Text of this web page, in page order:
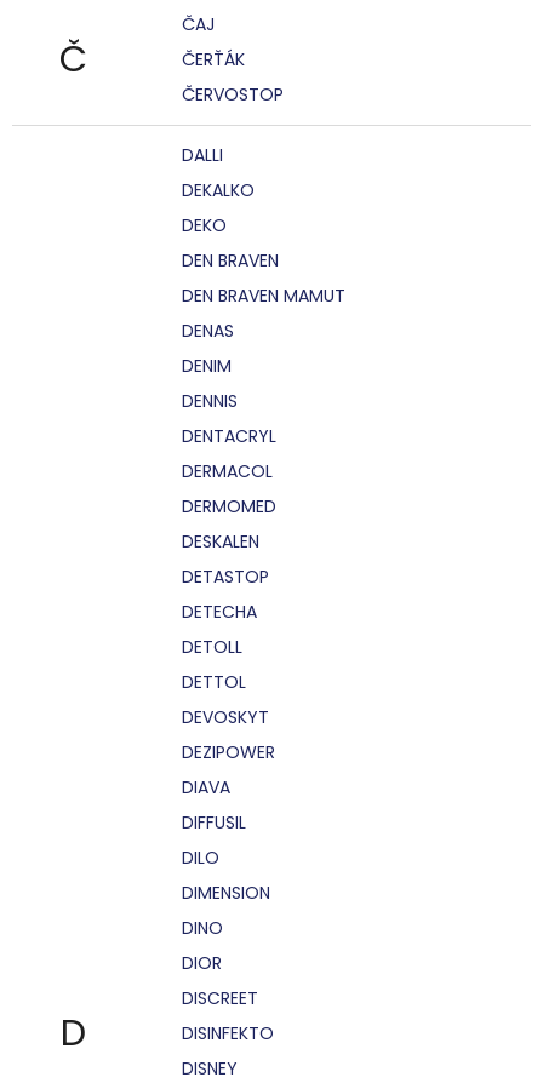
Č
ČAJ
ČERŤÁK
ČERVOSTOP
D
DALLI
DEKALKO
DEKO
DEN BRAVEN
DEN BRAVEN MAMUT
DENAS
DENIM
DENNIS
DENTACRYL
DERMACOL
DERMOMED
DESKALEN
DETASTOP
DETECHA
DETOLL
DETTOL
DEVOSKYT
DEZIPOWER
DIAVA
DIFFUSIL
DILO
DIMENSION
DINO
DIOR
DISCREET
DISINFEKTO
DISNEY